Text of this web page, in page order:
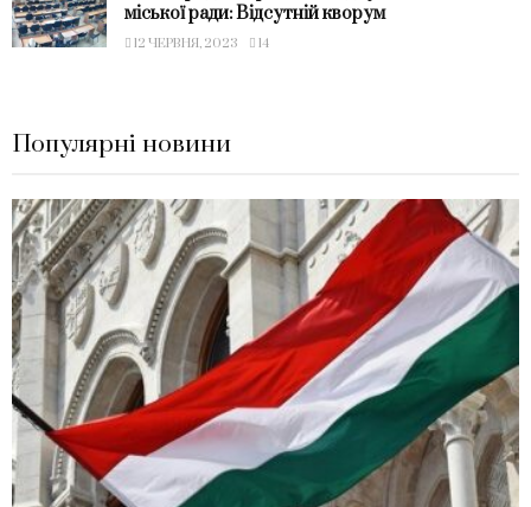
міської ради: Відсутній кворум
12 ЧЕРВНЯ, 2023 14
Популярні новини